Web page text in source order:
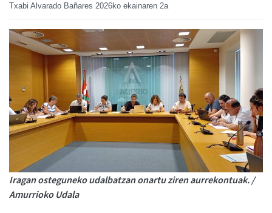
Txabi Alvarado Bañares 2026ko ekainaren 2a
Iragan osteguneko udalbatzan onartu ziren aurrekontuak. /
Amurrioko Udala